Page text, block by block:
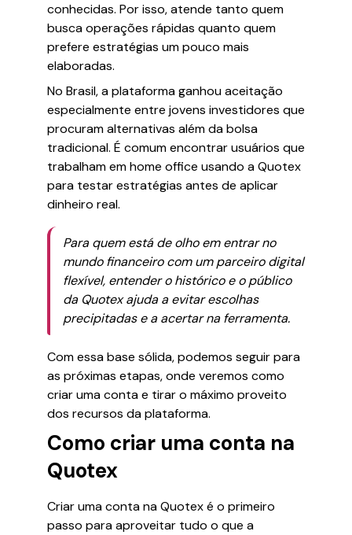
conhecidas. Por isso, atende tanto quem
busca operações rápidas quanto quem
prefere estratégias um pouco mais
elaboradas.
No Brasil, a plataforma ganhou aceitação
especialmente entre jovens investidores que
procuram alternativas além da bolsa
tradicional. É comum encontrar usuários que
trabalham em home office usando a Quotex
para testar estratégias antes de aplicar
dinheiro real.
Para quem está de olho em entrar no
mundo financeiro com um parceiro digital
flexível, entender o histórico e o público
da Quotex ajuda a evitar escolhas
precipitadas e a acertar na ferramenta.
Com essa base sólida, podemos seguir para
as próximas etapas, onde veremos como
criar uma conta e tirar o máximo proveito
dos recursos da plataforma.
Como criar uma conta na
Quotex
Criar uma conta na Quotex é o primeiro
passo para aproveitar tudo o que a